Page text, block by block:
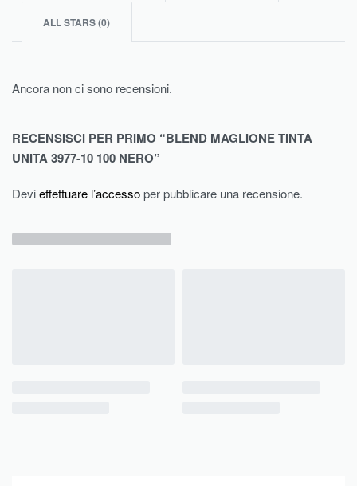
ALL STARS (0)
Ancora non ci sono recensioni.
RECENSISCI PER PRIMO “BLEND MAGLIONE TINTA
UNITA 3977-10 100 NERO”
Devieffettuare l’accessoper pubblicare una recensione.